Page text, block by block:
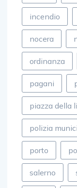
incendio
nocera
ordinanza
pagani
piazza della
polizia
porto
salerno